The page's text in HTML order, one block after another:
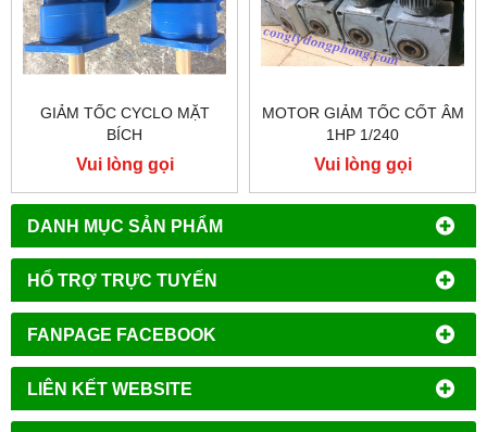
DANH MỤC SẢN PHẨM
HỔ TRỢ TRỰC TUYẾN
FANPAGE FACEBOOK
LIÊN KẾT WEBSITE
GIẢM TỐC CYCLO MẶT
BÍCH
Vui lòng gọi
MOTOR GIẢM TỐC CỐT ÂM
1HP 1/240
Vui lòng gọi